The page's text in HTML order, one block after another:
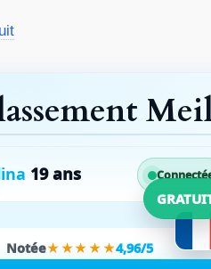
19 ans
Notée★★★★★4,96/5